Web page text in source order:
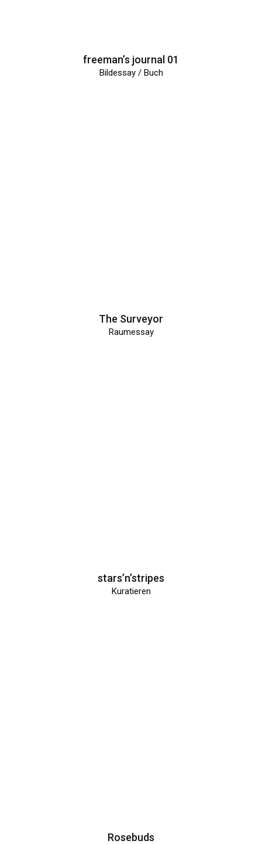
freeman’s journal 01
Bildessay / Buch
The Surveyor
Raumessay
stars’n’stripes
Kuratieren
Rosebuds